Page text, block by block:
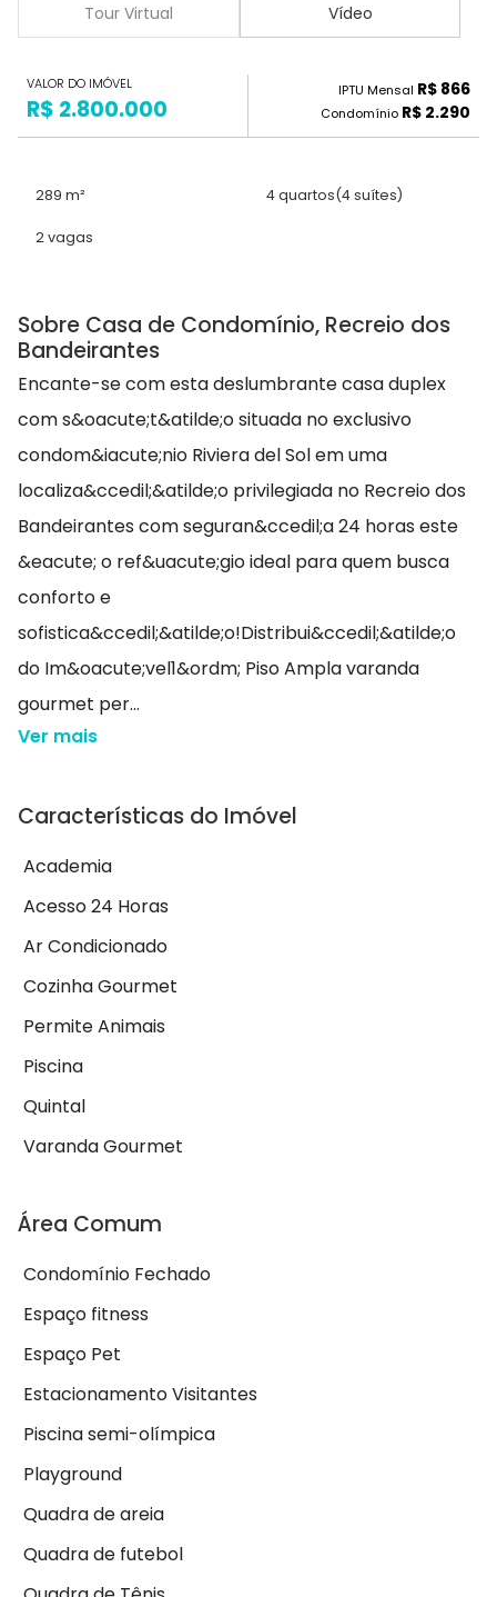
Tour Virtual Vídeo
VALOR DO IMÓVEL
R$ 2.800.000
IPTU Mensal R$ 866
Condomínio R$ 2.290
289 m² 4 quartos(4 suítes)
2 vagas
Sobre Casa de Condomínio, Recreio dos
Bandeirantes
Encante-se com esta deslumbrante casa duplex
com s&oacute;t&atilde;o situada no exclusivo
condom&iacute;nio Riviera del Sol em uma
localiza&ccedil;&atilde;o privilegiada no Recreio dos
Bandeirantes com seguran&ccedil;a 24 horas este
&eacute; o ref&uacute;gio ideal para quem busca
conforto e
sofistica&ccedil;&atilde;o!Distribui&ccedil;&atilde;o
do Im&oacute;vel1&ordm; Piso Ampla varanda
gourmet per...
Ver mais
Características do Imóvel
Academia
Acesso 24 Horas
Ar Condicionado
Cozinha Gourmet
Permite Animais
Piscina
Quintal
Varanda Gourmet
Área Comum
Condomínio Fechado
Espaço fitness
Espaço Pet
Estacionamento Visitantes
Piscina semi-olímpica
Playground
Quadra de areia
Quadra de futebol